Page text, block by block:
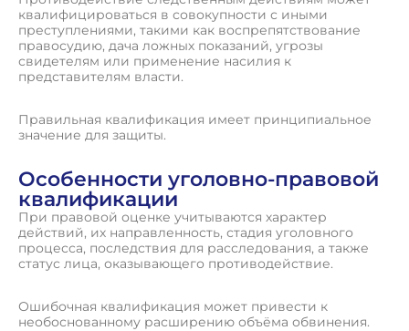
квалифицироваться в совокупности с иными
преступлениями, такими как воспрепятствование
правосудию, дача ложных показаний, угрозы
свидетелям или применение насилия к
представителям власти.
Правильная квалификация имеет принципиальное
значение для защиты.
Особенности уголовно-правовой
квалификации
При правовой оценке учитываются характер
действий, их направленность, стадия уголовного
процесса, последствия для расследования, а также
статус лица, оказывающего противодействие.
Ошибочная квалификация может привести к
необоснованному расширению объёма обвинения.